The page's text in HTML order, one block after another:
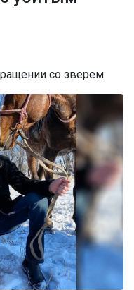
со зверем